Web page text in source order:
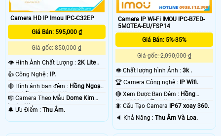
Camera HD IP Imou IPC-C32EP
Giá Bán: 595,000 ₫
Giá gốc: 850,000 ₫
👁 Hình Ành Chất Lượng : 2K Lite .
👍 Công Nghệ :
IP.
🔴 Hình ảnh ban đêm : Hồng Ngoại
10m Hồng Ngoại SMD.
🎼️ Camera Theo Mẫu Dome Kim
loại + Nhựa. ️🔔 Ưu Điểm : Thu Âm.
Camera IP Wi-Fi IMOU IPC-B7ED-
5MOTEA-EU/FSP14
Giá Bán: 5%-35%
Giá gốc: 2,090,000 ₫
👁 Chất lượng hình Ảnh :3k .
🏆 Camera Công nghệ : IP Wifi.
🔴 Xem Được Ban Đêm : Hồng
Ngoại 30m Hồng Ngoại SMD.
🐜 Cấu Tạo Camera IP67 xoay 360.
️🔈 Khả Năng :Thu Âm Và Loa.